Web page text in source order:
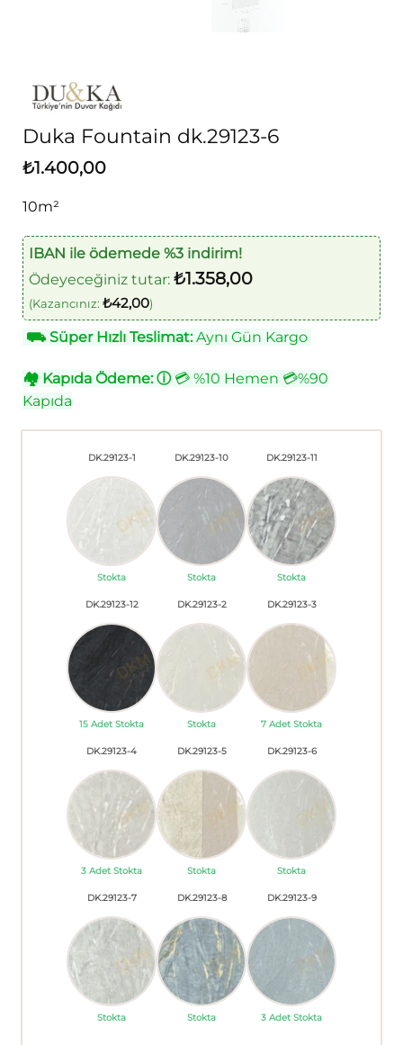
Duka Fountain dk.29123-6
₺1.400,00
10m²
IBAN ile ödemede %3 indirim!
Ödeyeceğiniz tutar: ₺1.358,00
(Kazancınız: ₺42,00)
⛟Süper Hızlı Teslimat:Aynı Gün Kargo
🏘 Kapıda Ödeme: ⓘ💳 %10 Hemen 💳%90
Kapıda
DK.29123-1
Stokta
DK.29123-10
Stokta
DK.29123-11
Stokta
DK.29123-12
15 Adet Stokta
DK.29123-2
Stokta
DK.29123-3
7 Adet Stokta
DK.29123-4
3 Adet Stokta
DK.29123-5
Stokta
DK.29123-6
Stokta
DK.29123-7
Stokta
DK.29123-8
Stokta
DK.29123-9
3 Adet Stokta